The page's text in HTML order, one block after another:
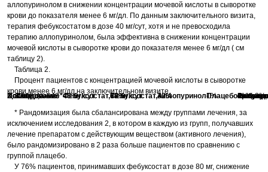
аллопуринолом в снижении концентрации мочевой кислоты в сыворотке
крови до показателя менее 6 мг/дл. По данным заключительного визита,
терапия фебуксостатом в дозе 40 мг/сут, хотя и не превосходила
терапию аллопуринолом, была эффективна в снижении концентрации
мочевой кислоты в сыворотке крови до показателя менее 6 мг/дл ( см
таблицу 2).
Таблица 2.
Процент пациентов с концентрацией мочевой кислоты в сыворотке
крови менее 6 мг/дл на заключительном визите.
Исследование*Фебуксостат, 40 мг/сут Фебуксостат, 80 мг/сут АллопуринолПлацебоФебуксостат, 40 мг/сут, по
Исследование 1, 6 мес, N=2268 45% 67% 42% - 3% (-
Исследование 2, 6 мес, N=643 - 72% 39% 1% -
Исследование 3, 12 мес, N=491 - 74% 36% -
-
* Рандомизация была сбалансирована между группами лечения, за
исключением исследования 2, в котором в каждую из групп, получавших
лечение препаратом с действующим веществом (активного лечения),
было рандомизировано в 2 раза больше пациентов по сравнению с
группой плацебо.
У 76% пациентов, принимавших фебуксостат в дозе 80 мг, снижение